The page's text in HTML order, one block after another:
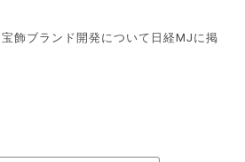
カン
飾ブランド開発について日経MJに掲